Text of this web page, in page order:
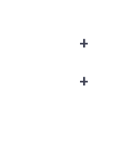
+
+